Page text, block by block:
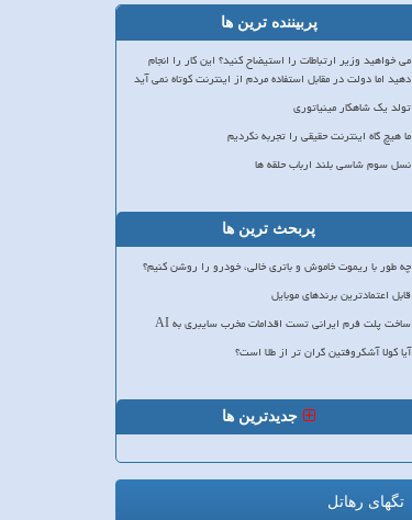
پربیننده ترین ها
می خواهید وزیر ارتباطات را استیضاح کنید؟ این کار را انجام
دهید اما دولت در مقابل استفاده مردم از اینترنت کوتاه نمی آید
تولد یک شاهکار مینیاتوری
ما هیچ گاه اینترنت حقیقی را تجربه نکردیم
نسل سوم شاسی بلند ارباب حلقه ها
پربحث ترین ها
چه طور با ریموت خاموش و باتری خالی، خودرو را روشن کنیم؟
قابل اعتمادترین برندهای موبایل
ساخت پلت فرم ایرانی تست اقدامات مخرب سایبری به AI
آیا کولا آشکروفتین گران تر از طلا است؟
جدیدترین ها
تگهای رهاتل